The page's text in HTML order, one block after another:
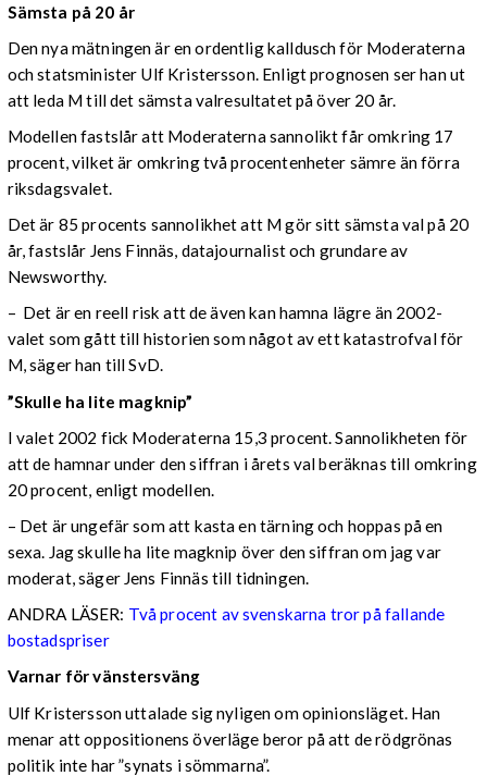
Sämsta på 20 år
Den nya mätningen är en ordentlig kalldusch för Moderaterna
och statsminister Ulf Kristersson. Enligt prognosen ser han ut
att leda M till det sämsta valresultatet på över 20 år.
Modellen fastslår att Moderaterna sannolikt får omkring 17
procent, vilket är omkring två procentenheter sämre än förra
riksdagsvalet.
Det är 85 procents sannolikhet att M gör sitt sämsta val på 20
år, fastslår Jens Finnäs, datajournalist och grundare av
Newsworthy.
– Det är en reell risk att de även kan hamna lägre än 2002-
valet som gått till historien som något av ett katastrofval för
M, säger han till SvD.
”Skulle ha lite magknip”
I valet 2002 fick Moderaterna 15,3 procent. Sannolikheten för
att de hamnar under den siffran i årets val beräknas till omkring
20 procent, enligt modellen.
– Det är ungefär som att kasta en tärning och hoppas på en
sexa. Jag skulle ha lite magknip över den siffran om jag var
moderat, säger Jens Finnäs till tidningen.
ANDRA LÄSER: Två procent av svenskarna tror på fallande
bostadspriser
Varnar för vänstersväng
Ulf Kristersson uttalade sig nyligen om opinionsläget. Han
menar att oppositionens överläge beror på att de rödgrönas
politik inte har ”synats i sömmarna”.